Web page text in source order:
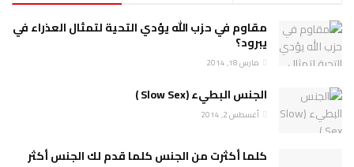
مقاوم في حزب الله يؤدي التحية لتمثال العذراء في
يبرود؟
مارس 18, 2014
الجنس البطيء (Slow Sex )
أغسطس 2, 2014
كلما أكثرت من الجنس كلما قدم لك الجنس أكثر